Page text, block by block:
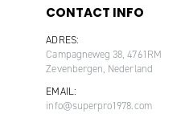
CONTACT INFO
ADRES:
Campagneweg 38, 4761RM
Zevenbergen, Nederland
EMAIL:
info@superpro1978.com